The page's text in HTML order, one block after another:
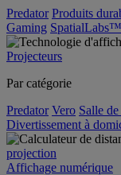
Predator Produits
Gaming SpatialLabs™
Projecteurs
Par catégorie
Predator Vero Salle de
Divertissement à
projection
Affichage numérique